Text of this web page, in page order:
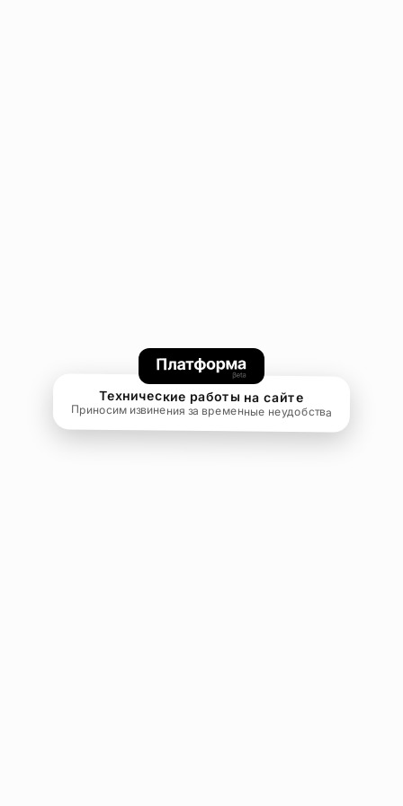
Технические работы на сайте
Приносим извинения за временные неудобства